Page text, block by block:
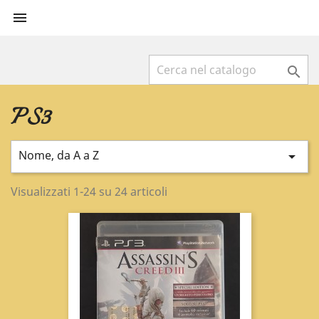


PS3
Nome, da A a Z 
Visualizzati 1-24 su 24 articoli